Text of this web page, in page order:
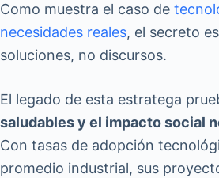
Como muestra el caso de
necesidades reales, el secreto
soluciones, no discursos.
El legado de esta estratega
saludables y el impacto social
Con tasas de adopción
promedio industrial, sus